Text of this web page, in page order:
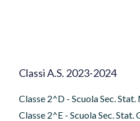
Classi A.S. 2023-2024
Classe 2^D - Scuola Sec.
Classe 2^E - Scuola Sec. Stat.